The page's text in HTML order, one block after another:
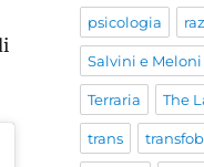
psicologia
Salvini e Meloni
Terraria The
trans